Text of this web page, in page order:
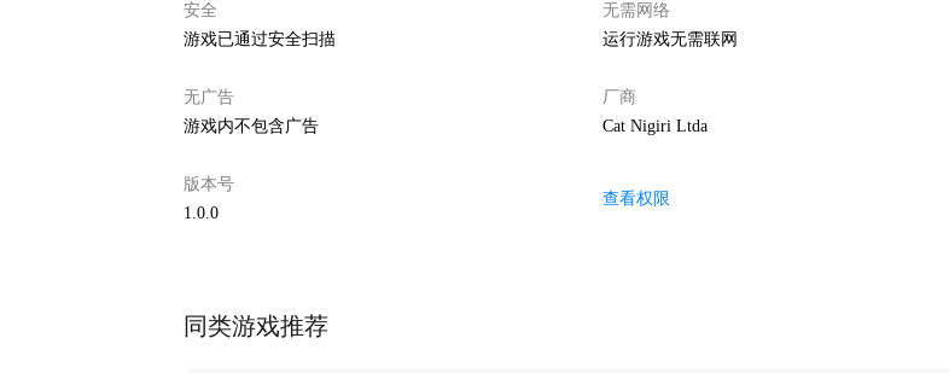
安全
游戏已通过安全扫描
无需网络
运行游戏无需联网
无广告
游戏内不包含广告
厂商
Cat Nigiri Ltda
版本号
1.0.0
查看权限
同类游戏推荐